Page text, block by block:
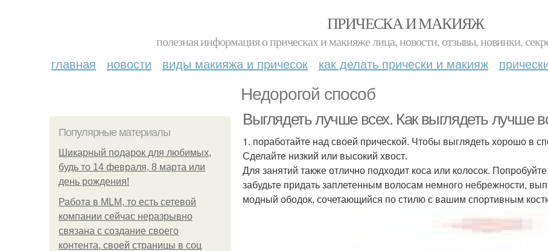
ПРИЧЕСКА И МАКИЯЖ
полезная информация о прическах и макияже лица, новости, отзывы, новинки,
главная новости виды макияжа и причесок как делать прически и макияж
Недорогой способ
Популярные материалы
Шикарный подарок для любимых,
будь то 14 февраля, 8 марта или
день рождения!
Работа в MLM, то есть сетевой
компании сейчас неразрывно
связана с создание своего
контента, своей страницы в соц
Выглядеть лучше всех. Как выглядеть лучше
1. поработайте над своей прической. Чтобы выглядеть хорошо в
Сделайте низкий или высокий хвост.
Для занятий также отлично подходит коса или колосок.
забудьте придать заплетенным волосам немного небрежности,
модный ободок, сочетающийся по стилю с вашим спортивным